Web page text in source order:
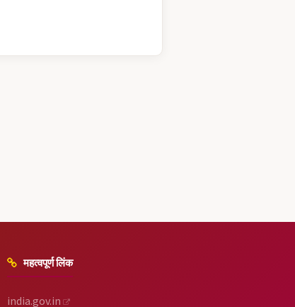
महत्वपूर्ण लिंक
india.gov.in